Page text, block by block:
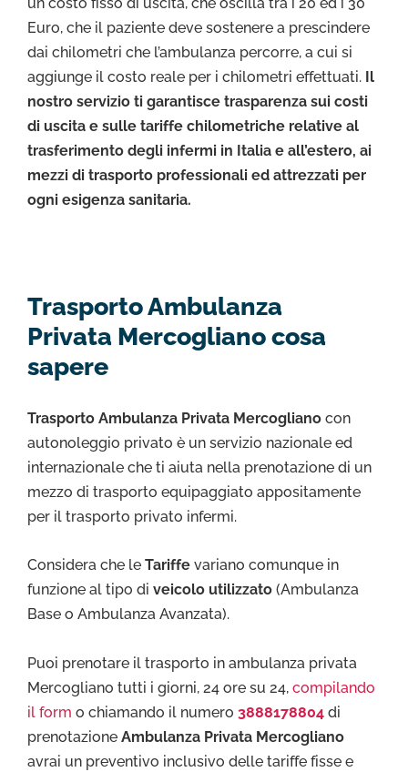
Euro, che il paziente deve sostenere a prescindere
dai chilometri che l’ambulanza percorre, a cui si
aggiunge il costo reale per i chilometri effettuati. Il
nostro servizio ti garantisce trasparenza sui costi
di uscita e sulle tariffe chilometriche relative al
trasferimento degli infermi in Italia e all’estero, ai
mezzi di trasporto professionali ed attrezzati per
ogni esigenza sanitaria.
Trasporto Ambulanza
Privata Mercogliano cosa
sapere
Trasporto Ambulanza Privata Mercogliano con
autonoleggio privato è un servizio nazionale ed
internazionale che ti aiuta nella prenotazione di un
mezzo di trasporto equipaggiato appositamente
per il trasporto privato infermi.
Considera che le Tariffe variano comunque in
funzione al tipo di veicolo utilizzato (Ambulanza
Base o Ambulanza Avanzata).
Puoi prenotare il trasporto in ambulanza privata
Mercogliano tutti i giorni, 24 ore su 24, compilando
il form o chiamando il numero 3888178804 di
prenotazione Ambulanza Privata Mercogliano
avrai un preventivo inclusivo delle tariffe fisse e